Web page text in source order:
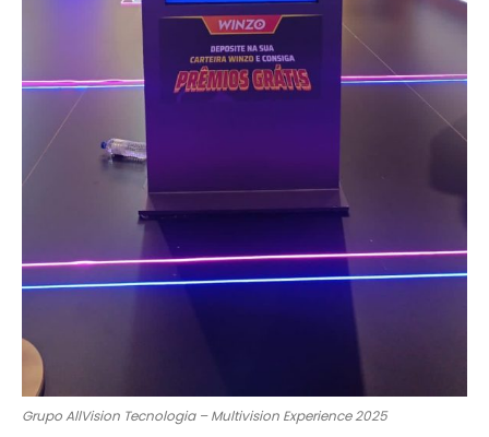
Grupo AllVision Tecnologia – Multivision Experience 2025